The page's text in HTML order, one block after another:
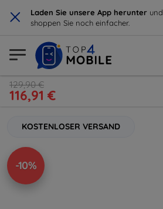
× Laden Sie unsere App herunter und
shoppen Sie noch einfacher.
129,90 €
116,91 €
KOSTENLOSER VERSAND
-10%